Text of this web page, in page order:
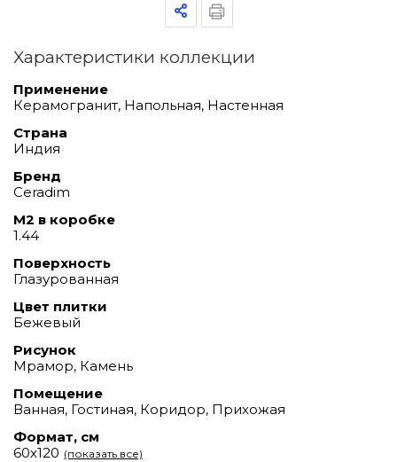
Характеристики коллекции
Применение
Керамогранит, Напольная, Настенная
Страна
Индия
Бренд
Ceradim
М2 в коробке
1.44
Поверхность
Глазурованная
Цвет плитки
Бежевый
Рисунок
Мрамор, Камень
Помещение
Ванная, Гостиная, Коридор, Прихожая
Формат, см
60х120 (показать все)